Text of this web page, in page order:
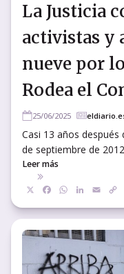
La Justicia
activistas y
nueve por
Rodea el
25/06/2025
Casi 13 años después
de septiembre de
Leer más
Facebook
WhatsApp